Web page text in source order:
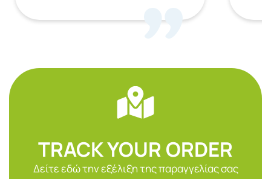
TRACK YOUR ORDER
Δείτε εδώ την εξέλιξη της παραγγελίας σας